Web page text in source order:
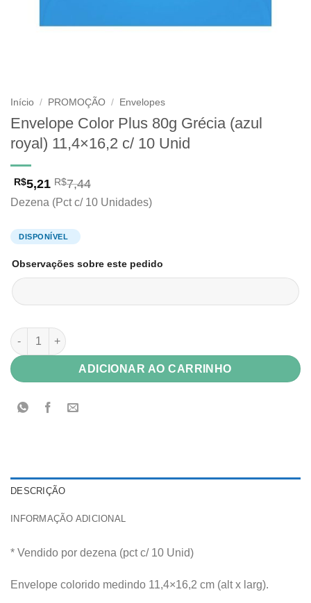
Início / PROMOÇÃO / Envelopes
Envelope Color Plus 80g Grécia (azul
royal) 11,4×16,2 c/ 10 Unid
R$5,21 R$7,44
Dezena (Pct c/ 10 Unidades)
Observações sobre este pedido
Envelope Color Plus 80g Grécia (azul royal) 11,4x16,2 c/ 10
ADICIONAR AO CARRINHO
DESCRIÇÃO
INFORMAÇÃO ADICIONAL
* Vendido por dezena (pct c/ 10 Unid)
Envelope colorido medindo 11,4×16,2 cm (alt x larg).